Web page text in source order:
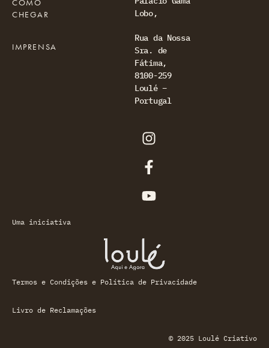
Lobo,
Rua da Nossa
Sra. de
Fátima,
8100-259
Loulé –
Portugal
COMO
CHEGAR
IMPRENSA
Uma iniciativa
Termos e Condições e Política de Privacidade
Livro de Reclamações
© 2025 Loulé Criativo